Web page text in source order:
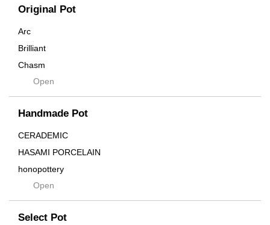
Original Pot
Arc
Brilliant
Chasm
Contra
Cream
Crown
Distortion
Drop
DUNE
Flames
For
Former
Open
Handmade Pot
CERADEMIC
HASAMI PORCELAIN
honopottery
nocturne
tamanhayat
TETSUYA OZAWA
Open
Select Pot